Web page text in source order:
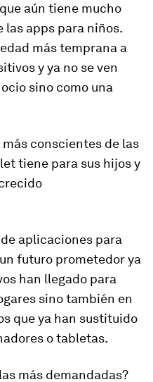
aún tiene mucho
las apps para niños.
más temprana a
y ya no se ven
sino como una
conscientes de las
tiene para sus hijos y
aplicaciones para
futuro prometedor ya
han llegado para
sino también en
que ya han sustituido
o tabletas.
más demandadas?